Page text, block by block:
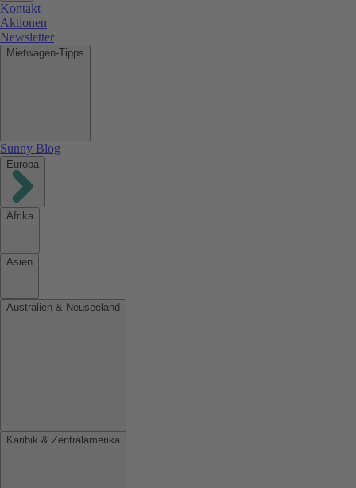
Kontakt
Aktionen
Newsletter
Mietwagen-Tipps
Sunny Blog
Europa
Afrika
Asien
Australien & Neuseeland
Karibik & Zentralamerika